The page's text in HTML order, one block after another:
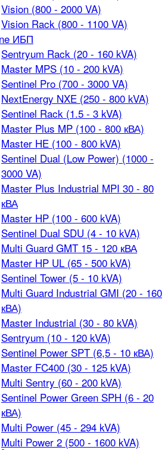
Vision (800 - 2000 VA)
Vision Rack (800 - 1100 VA)
ИБП
Sentryum Rack (20 - 160 kVA)
Master MPS (10 - 200 kVA)
Sentinel Pro (700 - 3000 VA)
NextEnergy NXE (250 - 800 kVA)
Sentinel Rack (1.5 - 3 kVA)
Master Plus MP (100 - 800 кВА)
Master HE (100 - 800 kVA)
Sentinel Dual (Low Power) (1000 -
3000 VA)
Master Plus Industrial MPI 30 - 80
кВА
Master HP (100 - 600 kVA)
Sentinel Dual SDU (4 - 10 kVA)
Multi Guard GMT 15 - 120 кВА
Master HP UL (65 - 500 kVA)
Sentinel Tower (5 - 10 kVA)
Multi Guard Industrial GMI (20 - 160
кВА)
Master Industrial (30 - 80 kVA)
Sentryum (10 - 120 kVA)
Sentinel Power SPT (6,5 - 10 кВА)
Master FC400 (30 - 125 kVA)
Multi Sentry (60 - 200 kVA)
Sentinel Power Green SPH (6 - 20
кВА)
Multi Power (45 - 294 kVA)
Multi Power 2 (500 - 1600 kVA)